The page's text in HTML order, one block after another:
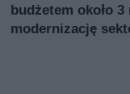
budżetem około
modernizację